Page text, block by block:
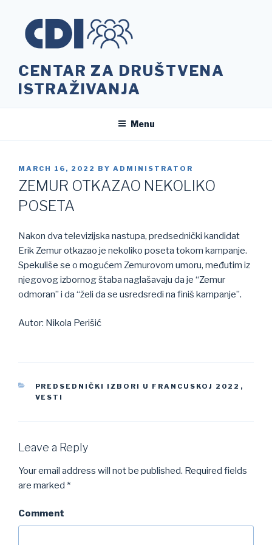
content
CENTAR ZA DRUŠTVENA
ISTRAŽIVANJA
Menu
POSTED
ON
MARCH 16, 2022 BY ADMINISTRATOR
ZEMUR OTKAZAO NEKOLIKO
POSETA
Nakon dva televizijska nastupa, predsednički kandidat
Erik Zemur otkazao je nekoliko poseta tokom kampanje.
Spekuliše se o mogućem Zemurovom umoru, međutim iz
njegovog izbornog štaba naglašavaju da je “Zemur
odmoran” i da “želi da se usredsredi na finiš kampanje”.
Autor: Nikola Perišić
CATEGORIES
PREDSEDNIČKI IZBORI U FRANCUSKOJ 2022 ,
VESTI
Leave a Reply
Your email address will not be published. Required fields
are marked *
Comment